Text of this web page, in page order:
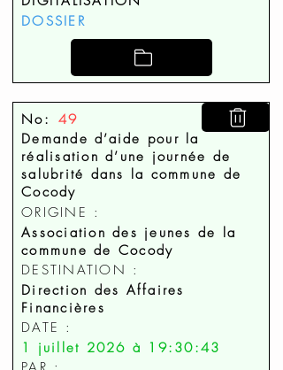
DOSSIER
No: 49
Demande d’aide pour la
réalisation d’une journée de
salubrité dans la commune de
Cocody
ORIGINE :
Association des jeunes de la
commune de Cocody
DESTINATION :
Direction des Affaires
Financières
DATE :
1 juillet 2026 à 19:30:43